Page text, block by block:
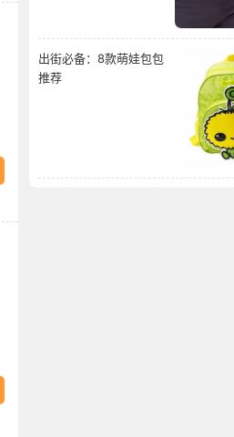
出街必备：8款萌娃包包
推荐